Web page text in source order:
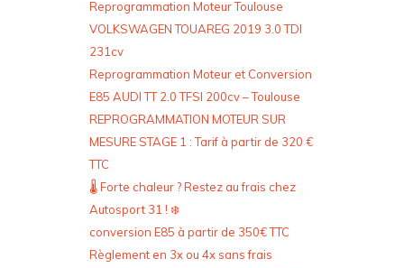
Reprogrammation Moteur Toulouse
VOLKSWAGEN TOUAREG 2019 3.0 TDI
231cv
Reprogrammation Moteur et Conversion
E85 AUDI TT 2.0 TFSI 200cv – Toulouse
REPROGRAMMATION MOTEUR SUR
MESURE STAGE 1 : Tarif à partir de 320 €
TTC
🌡️ Forte chaleur ? Restez au frais chez
Autosport 31 ! ❄️
conversion E85 à partir de 350€ TTC
Règlement en 3x ou 4x sans frais